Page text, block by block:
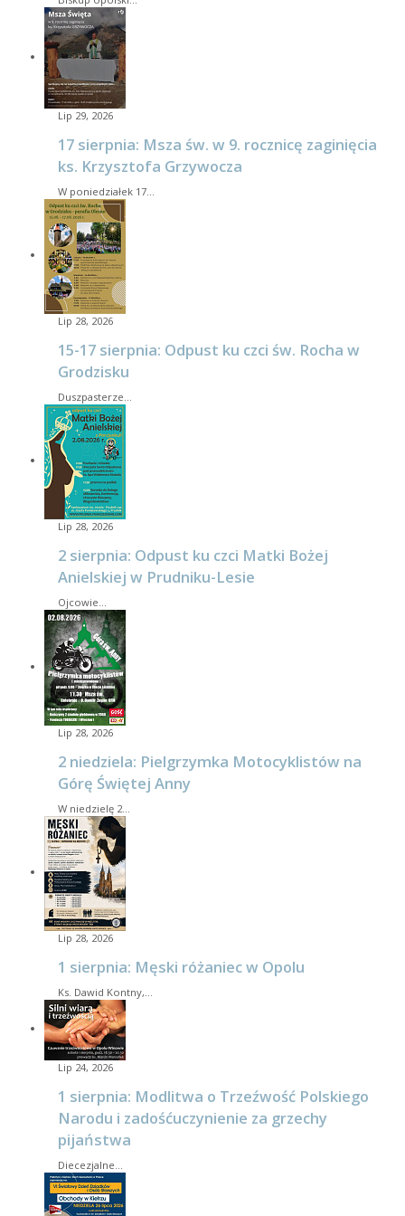
Lip 29, 2026
17 sierpnia: Msza św. w 9. rocznicę zaginięcia
ks. Krzysztofa Grzywocza
W poniedziałek 17…
Lip 28, 2026
15-17 sierpnia: Odpust ku czci św. Rocha w
Grodzisku
Duszpasterze…
Lip 28, 2026
2 sierpnia: Odpust ku czci Matki Bożej
Anielskiej w Prudniku-Lesie
Ojcowie…
Lip 28, 2026
2 niedziela: Pielgrzymka Motocyklistów na
Górę Świętej Anny
W niedzielę 2…
Lip 28, 2026
1 sierpnia: Męski różaniec w Opolu
Ks. Dawid Kontny,…
Lip 24, 2026
1 sierpnia: Modlitwa o Trzeźwość Polskiego
Narodu i zadośćuczynienie za grzechy
pijaństwa
Diecezjalne…